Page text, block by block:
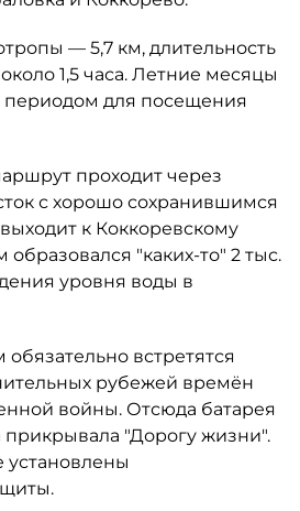
— 5,7 км, длительность
1,5 часа. Летние месяцы
для посещения
проходит через
с хорошо сохранившимся
к Коккоревскому
образовался "каких-то" 2 тыс.
уровня воды в
встретятся
рубежей времён
войны. Отсюда батарея
прикрывала "Дорогу жизни".
установлены